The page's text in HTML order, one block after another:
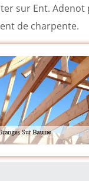
sur Ent. Adenot
de charpente.